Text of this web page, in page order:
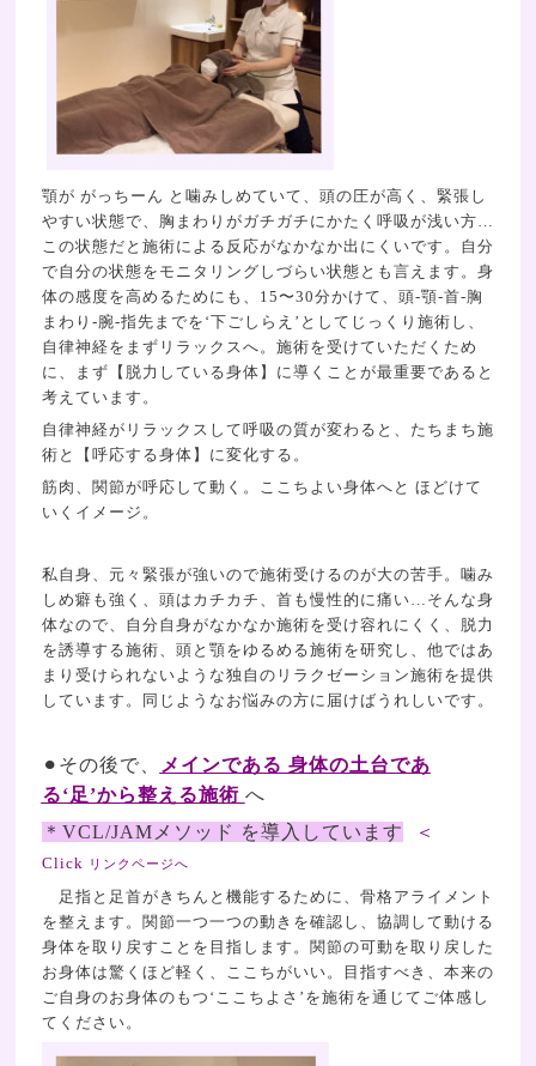
顎が がっちーん と噛みしめていて、頭の圧が高く、緊張し
やすい状態で、胸まわりがガチガチにかたく呼吸が浅い方…
この状態だと施術による反応がなかなか出にくいです。自分
で自分の状態をモニタリングしづらい状態とも言えます。身
体の感度を高めるためにも、15〜30分かけて、頭-顎-首-胸
まわり-腕-指先までを‘下ごしらえ’としてじっくり施術し、
自律神経をまずリラックスへ。施術を受けていただくため
に、まず【脱力している身体】に導くことが最重要であると
考えています。
自律神経がリラックスして呼吸の質が変わると、たちまち施
術と【呼応する身体】に変化する。
筋肉、関節が呼応して動く。ここちよい身体へと ほどけて
いくイメージ。
私自身、元々緊張が強いので施術受けるのが大の苦手。 噛み
しめ癖も強く、頭はカチカチ、首も慢性的に痛い… そんな身
体なので、自分自身がなかなか施術を受け容れにくく、脱力
を誘導する施術、頭と顎をゆるめる施術を研究し、他ではあ
まり受けられないような独自のリラクゼーション施術を提供
しています。
同じようなお悩みの方に届けばうれしいです。
⚫︎ その後で、
メインである 身体の土台であ
る‘足’から整える施術 へ
＊VCL/JAMメソッド を導入しています
＜
Click リンクページへ
足指と足首がきちんと機能するために、骨格アライメント
を整えます。関節一つ一つの動きを確認し、協調して動ける
身体を取り戻すことを目指します。関節の可動を取り戻した
お身体は驚くほど軽く、ここちがいい。目指すべき、本来の
ご自身のお身体のもつ‘ここちよさ’を施術を通じてご体感し
てください。